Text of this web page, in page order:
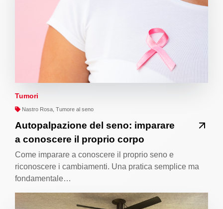
Tumori
Nastro Rosa, Tumore al seno
Autopalpazione del seno: imparare
a conoscere il proprio corpo
Come imparare a conoscere il proprio seno e
riconoscere i cambiamenti. Una pratica semplice ma
fondamentale…